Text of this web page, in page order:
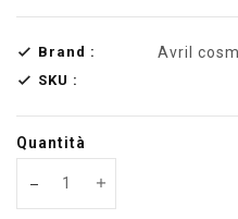
Brand : Avril
SKU :
Quantità
Translation missing:
Translation